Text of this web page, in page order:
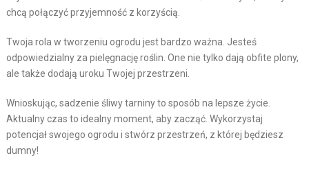
chcą połączyć przyjemność z korzyścią.
Twoja rola w tworzeniu ogrodu jest bardzo ważna. Jesteś
odpowiedzialny za pielęgnację roślin. One nie tylko dają obfite plony,
ale także dodają uroku Twojej przestrzeni.
Wnioskując, sadzenie śliwy tarniny to sposób na lepsze życie.
Aktualny czas to idealny moment, aby zacząć. Wykorzystaj
potencjał swojego ogrodu i stwórz przestrzeń, z której będziesz
dumny!